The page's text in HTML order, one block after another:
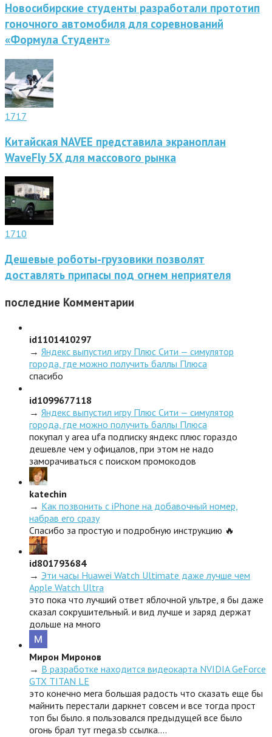
Новосибирские студенты разработали прототип
гоночного автомобиля для соревнований
«Формула Студент»
1717
Китайская NAVEE представила экраноплан
WaveFly 5X для массового рынка
1710
Дешевые роботы-грузовики позволят
доставлять припасы под огнем неприятеля
последние Комментарии
id1101410297
→ Яндекс выпустил игру Плюс Сити — симулятор
города, где можно получить баллы Плюса
спасибо
id1099677118
→ Яндекс выпустил игру Плюс Сити — симулятор
города, где можно получить баллы Плюса
покупал у area ufa подписку яндекс плюс гораздо
дешевле чем у офицалов, при этом не надо
заморачиваться с поиском промокодов
katechin
→ Как позвонить с iPhone на добавочный номер,
набрав его сразу
Спасибо за простую и подробную инструкцию 🔥
id801793684
→ Эти часы Huawei Watch Ultimate даже лучше чем
Apple Watch Ultra
это пока что лучший ответ яблочной ультре, я бы даже
сказал сокрушительный. и вид лучше и заряд держат
дольше на много
Мирон Миронов
→ В разработке находится видеокарта NVIDIA GeForce
GTX TITAN LE
это конечно мега большая радость что сказать еще бы
майнить перестали даркнет совсем и все тогда прост
топ бы было. я пользовался предыдущей все было
огонь брал тут rnega.sb ссылка.…